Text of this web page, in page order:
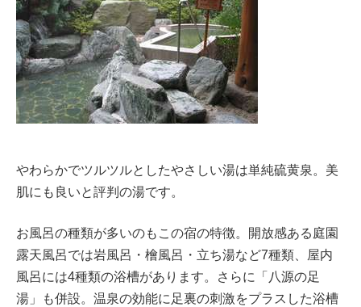
やわらかでツルツルとしたやさしい湯は単純硫黄泉。美
肌にも良いと評判の湯です。
お風呂の種類が多いのもこの宿の特徴。開放感ある庭園
露天風呂では岩風呂・檜風呂・立ち湯など7種類、屋内
風呂には4種類の浴槽があります。さらに「八源の足
湯」も併設。温泉の効能に足裏の刺激をプラスした浴槽